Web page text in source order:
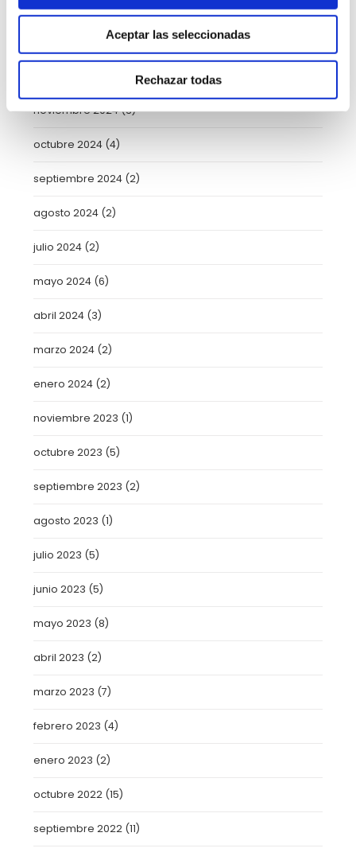
Aceptar las seleccionadas
Rechazar todas
febrero 2025(8)
(5)
noviembre 2024(3)
octubre 2024 (4)
septiembre 2024 (2)
agosto 2024 (2)
julio 2024 (2)
mayo 2024 (6)
abril 2024 (3)
marzo 2024 (2)
enero 2024 (2)
noviembre 2023 (1)
octubre 2023 (5)
septiembre 2023 (2)
agosto 2023 (1)
julio 2023 (5)
junio 2023 (5)
mayo 2023 (8)
abril 2023 (2)
marzo 2023 (7)
febrero 2023 (4)
enero 2023 (2)
octubre 2022 (15)
septiembre 2022 (11)